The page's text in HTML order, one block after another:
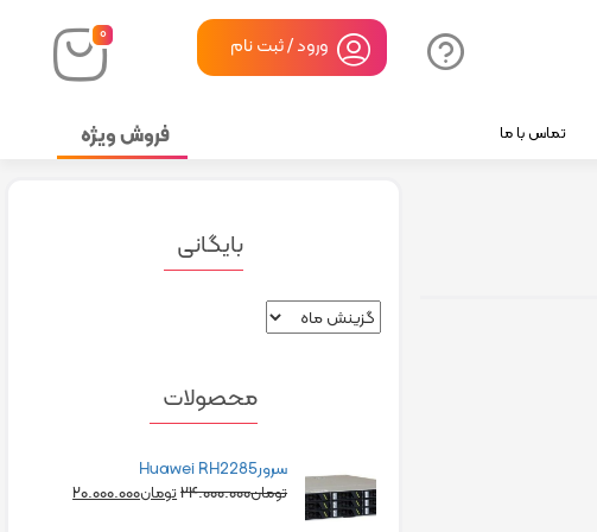
۰ ورود / ثبت نام
تماس با ما فروش ویژه
بایگانی
محصولات
سرورHuawei RH2285
تومان۲۴.۰۰۰.۰۰۰تومان۲۰.۰۰۰.۰۰۰